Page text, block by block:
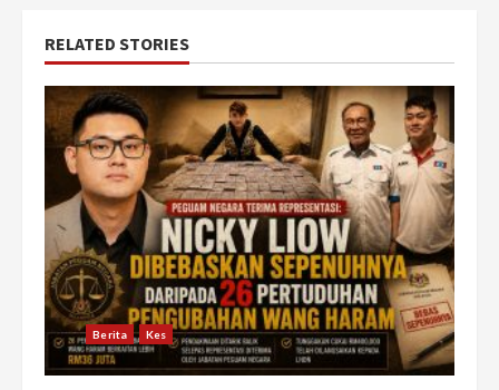
RELATED STORIES
Berita Kes